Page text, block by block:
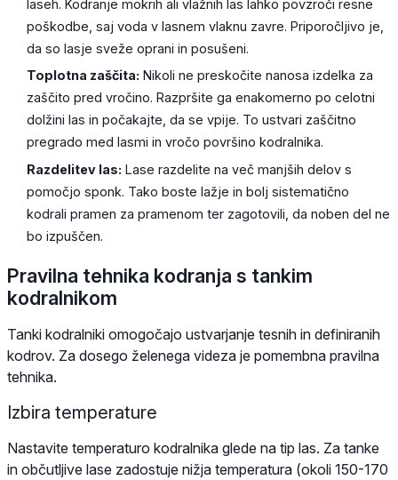
laseh. Kodranje mokrih ali vlažnih las lahko povzroči resne
poškodbe, saj voda v lasnem vlaknu zavre. Priporočljivo je,
da so lasje sveže oprani in posušeni.
Toplotna zaščita: Nikoli ne preskočite nanosa izdelka za
zaščito pred vročino. Razpršite ga enakomerno po celotni
dolžini las in počakajte, da se vpije. To ustvari zaščitno
pregrado med lasmi in vročo površino kodralnika.
Razdelitev las: Lase razdelite na več manjših delov s
pomočjo sponk. Tako boste lažje in bolj sistematično
kodrali pramen za pramenom ter zagotovili, da noben del ne
bo izpuščen.
Pravilna tehnika kodranja s tankim
kodralnikom
Tanki kodralniki omogočajo ustvarjanje tesnih in definiranih
kodrov. Za dosego želenega videza je pomembna pravilna
tehnika.
Izbira temperature
Nastavite temperaturo kodralnika glede na tip las. Za tanke
in občutljive lase zadostuje nižja temperatura (okoli 150-170